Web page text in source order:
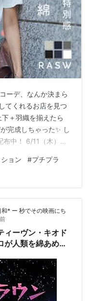
ーデ、なんか決まら
てくれるお店を見つ
＋羽織を揃えたら
完成しちゃった✨ し
中！ 6/11（木）
べる！】 ¥3,490（送
ン対象】
コーマコットンベーシ
％ コットン コーマ
ョン #プチプラ
和* ー 秒でその映画にち
ィーヴン・キオド
が人類を綿あめに